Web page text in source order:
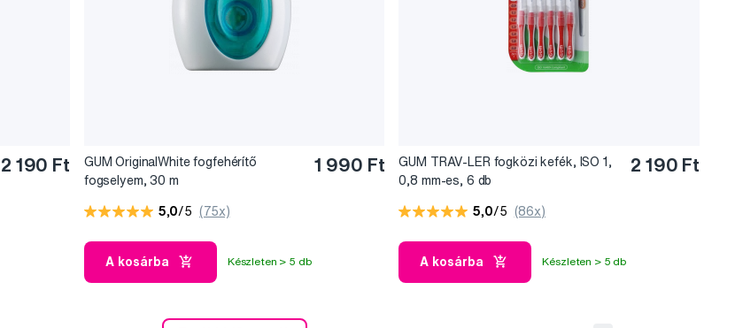
2 190 Ft
GUM OriginalWhite fogfehérítő
fogselyem, 30 m
1 990 Ft
5,0/5 (75x)
A kosárba Készleten > 5 db
GUM TRAV-LER fogközi kefék, ISO 1,
0,8 mm-es, 6 db
2 190 Ft
5,0/5 (86x)
A kosárba Készleten > 5 db